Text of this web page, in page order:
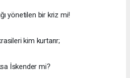
yönetilen bir kriz mi!
kim kurtarır;
İskender mi?